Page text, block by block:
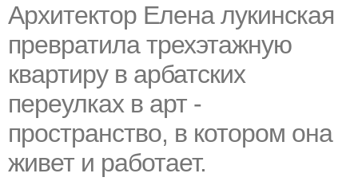
Архитектор Елена лукинская
превратила трехэтажную
квартиру в арбатских
переулках в арт -
пространство, в котором она
живет и работает.